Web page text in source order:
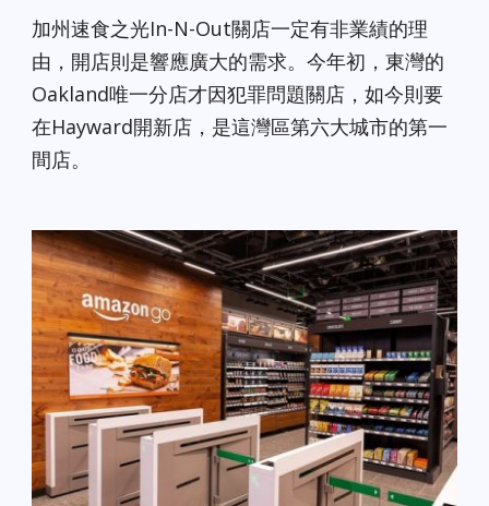
加州速食之光In-N-Out關店一定有非業績的理
由，開店則是響應廣大的需求。今年初，東灣的
Oakland唯一分店才因犯罪問題關店，如今則要
在Hayward開新店，是這灣區第六大城市的第一
間店。